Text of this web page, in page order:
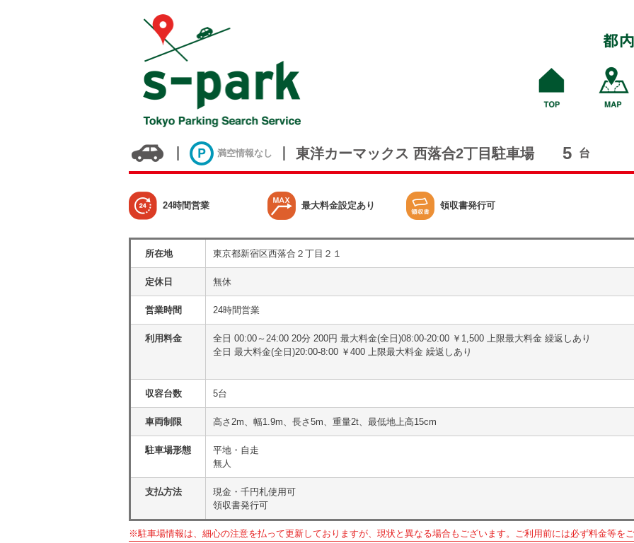
満空情報なし 東洋カーマックス 西落合2丁目駐車場 5 台
24時間営業 最大料金設定あり 領収書発行可
所在地 東京都新宿区西落合２丁目２１
定休日 無休
営業時間 24時間営業
利用料金
全日 00:00～24:00 20分 200円 最大料金(全日)08:00-20:00 ￥1,500 上限最大料金 繰返しあり
全日 最大料金(全日)20:00-8:00 ￥400 上限最大料金 繰返しあり
収容台数 5台
車両制限 高さ2m、幅1.9m、長さ5m、重量2t、最低地上高15cm
駐車場形態
平地・自走
無人
支払方法
現金・千円札使用可
領収書発行可
※駐車場情報は、細心の注意を払って更新しておりますが、現状と異なる場合もございます。ご利用前には必ず料金等をご